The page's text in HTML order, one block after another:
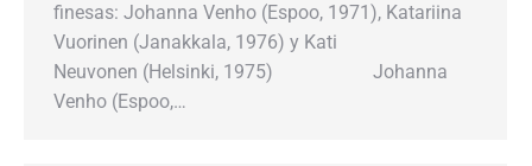
finesas: Johanna Venho (Espoo, 1971), Katariina
Vuorinen (Janakkala, 1976) y Kati
Neuvonen (Helsinki, 1975) Johanna
Venho (Espoo,…